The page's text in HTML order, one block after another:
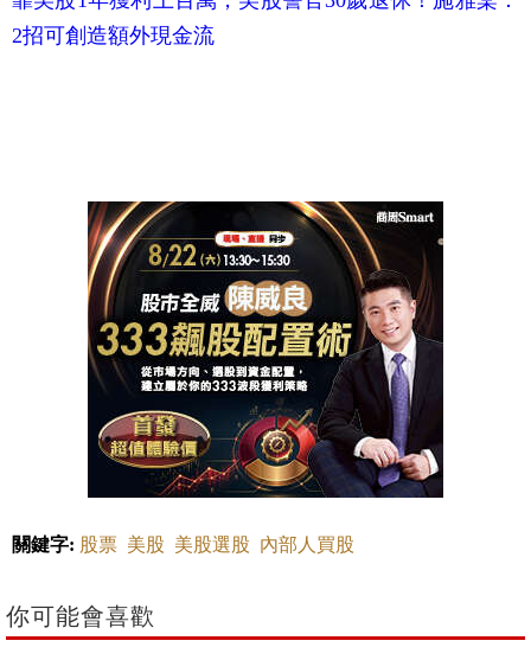
2招可創造額外現金流
關鍵字: 股票 美股 美股選股 內部人買股
你可能會喜歡